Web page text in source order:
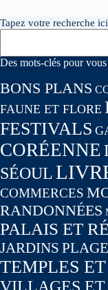
Tapez votre recherche ici
Des mots-clés pour
BONS PLANS
FAUNE ET FLORE
FESTIVALS
CORÉENNE
SÉOUL
COMMERCES
RANDONNÉES
PALAIS ET
JARDINS
TEMPLES